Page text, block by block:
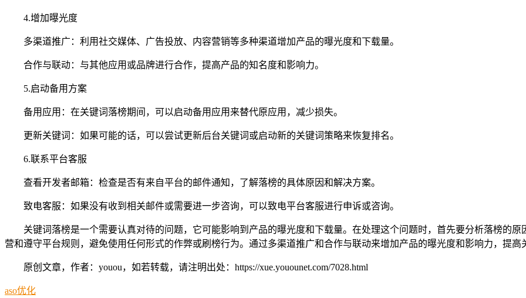
4.增加曝光度
多渠道推广：利用社交媒体、广告投放、内容营销等多种渠道增加产品的曝光度和下载量。
合作与联动：与其他应用或品牌进行合作，提高产品的知名度和影响力。
5.启动备用方案
备用应用：在关键词落榜期间，可以启动备用应用来替代原应用，减少损失。
更新关键词：如果可能的话，可以尝试更新后台关键词或启动新的关键词策略来恢复排名。
6.联系平台客服
查看开发者邮箱：检查是否有来自平台的邮件通知，了解落榜的具体原因和解决方案。
致电客服：如果没有收到相关邮件或需要进一步咨询，可以致电平台客服进行申诉或咨询。
关键词落榜是一个需要认真对待的问题，它可能影响到产品的曝光度和下载量。在处理这个问题时，首先要分析落榜的
营和遵守平台规则，避免使用任何形式的作弊或刷榜行为。通过多渠道推广和合作与联动来增加产品的曝光度和影响力，提高
原创文章，作者：youou，如若转载，请注明出处：https://xue.youounet.com/7028.html
aso优化